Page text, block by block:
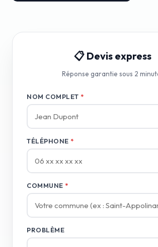
📋 Devis express
Réponse garantie sous 2
NOM COMPLET *
TÉLÉPHONE *
COMMUNE *
PROBLÈME